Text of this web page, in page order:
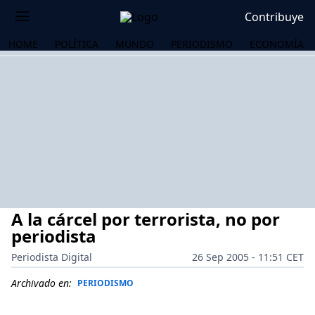
Contribuye
HOME POLÍTICA MUNDO PERIODISMO ECONOMÍA
A la cárcel por terrorista, no por
periodista
Periodista Digital
26 Sep 2005 - 11:51 CET
Archivado en: PERIODISMO